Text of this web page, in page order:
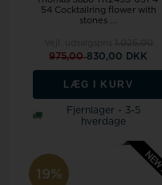
54 Cocktailring flower with
stones ...
975,00830,00 DKK
LÆG I KURV
Fjernlager - 3-5
hverdage
19%